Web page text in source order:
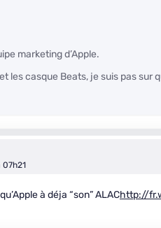
marketing d’Apple.
les casque Beats, je suis pas
07h21
à déja “son” ALAChttp://